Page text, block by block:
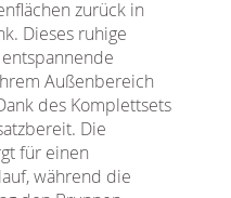
zurück in
Dieses ruhige
Außenbereich
des Komplettsets
Die
für einen
während die